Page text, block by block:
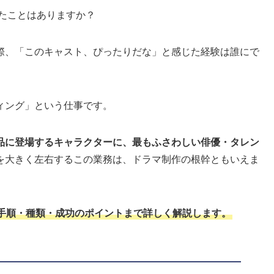
ことはありますか？
「このキャスト、ぴったりだな」と感じた経験は誰にで
グ」という仕事です。
に登場するキャラクターに、最もふさわしい俳優・タレン
大きく左右するこの業務は、ドラマ制作の根幹ともいえま
・種類・成功のポイントまで詳しく解説します。